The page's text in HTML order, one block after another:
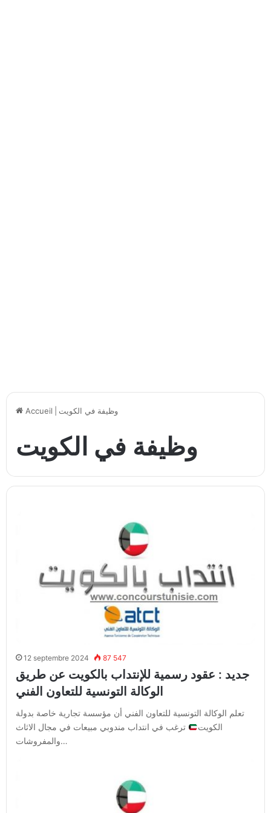
Accueil وظيفة في الكويت
وظيفة في الكويت
12 septembre 2024 87 547
جديد : عقود رسمية للإنتداب بالكويت عن طريق
الوكالة التونسية للتعاون الفني
تعلم الوكالة التونسية للتعاون الفني أن مؤسسة تجارية خاصة بدولة
الكويت
ترغب في انتداب مندوبي مبيعات في مجال الاثاث
والمفروشات…